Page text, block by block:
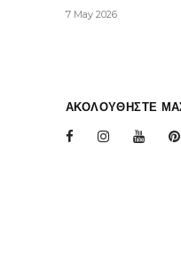
7 May 2026
ΑΚΟΛΟΥΘΗΣΤΕ